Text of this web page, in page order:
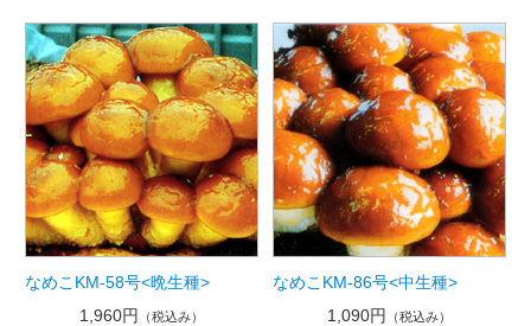
なめこKM-58号<晩生種>
1,960円 （税込み）
なめこKM-86号<中生種>
1,090円
（税込み）